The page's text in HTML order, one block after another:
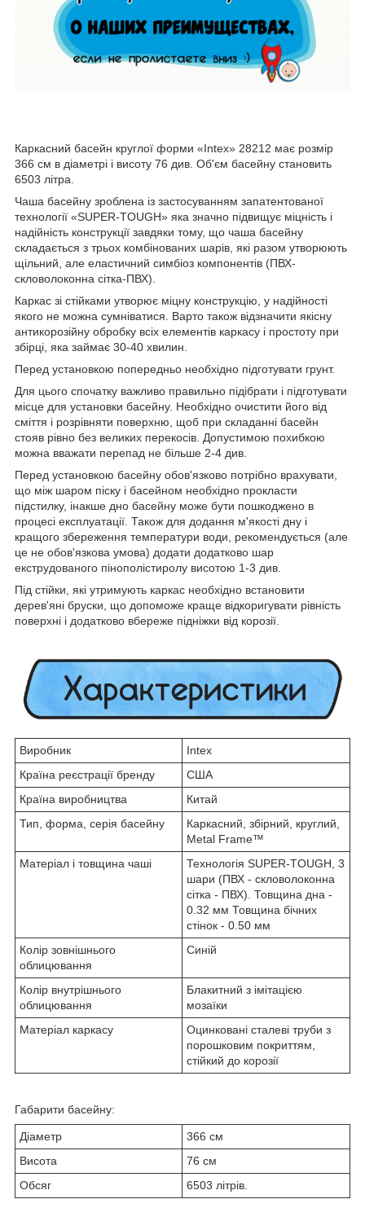
Каркасний басейн круглої форми «Intex» 28212 має розмір
366 см в діаметрі і висоту 76 див. Об'єм басейну становить
6503 літра.
Чаша басейну зроблена із застосуванням запатентованої
технології «SUPER-TOUGH» яка значно підвищує міцність і
надійність конструкції завдяки тому, що чаша басейну
складається з трьох комбінованих шарів, які разом утворюють
щільний, але еластичний симбіоз компонентів (ПВХ-
скловолоконна сітка-ПВХ).
Каркас зі стійками утворює міцну конструкцію, у надійності
якого не можна сумніватися. Варто також відзначити якісну
антикорозійну обробку всіх елементів каркасу і простоту при
збірці, яка займає 30-40 хвилин.
Перед установкою попередньо необхідно підготувати грунт.
Для цього спочатку важливо правильно підібрати і підготувати
місце для установки басейну. Необхідно очистити його від
сміття і розрівняти поверхню, щоб при складанні басейн
стояв рівно без великих перекосів. Допустимою похибкою
можна вважати перепад не більше 2-4 див.
Перед установкою басейну обов'язково потрібно врахувати,
що між шаром піску і басейном необхідно прокласти
підстилку, інакше дно басейну може бути пошкоджено в
процесі експлуатації. Також для додання м'якості дну і
кращого збереження температури води, рекомендується (але
це не обов'язкова умова) додати додатково шар
екструдованого пінополістиролу висотою 1-3 див.
Під стійки, які утримують каркас необхідно встановити
дерев'яні бруски, що допоможе краще відкоригувати рівність
поверхні і додатково вбереже підніжки від корозії.
Виробник
Intex
Країна реєстрації бренду
США
Країна виробництва
Китай
Тип, форма, серія басейну
Каркасний, збірний, круглий,
Metal Frame™
Матеріал і товщина чаші
Технологія SUPER-TOUGH, 3
шари (ПВХ - скловолоконна
сітка - ПВХ). Товщина дна -
0.32 мм Товщина бічних
стінок - 0.50 мм
Колір зовнішнього
облицювання
Синій
Колір внутрішнього
облицювання
Блакитний з імітацією
мозаїки
Матеріал каркасу
Оцинковані сталеві труби з
порошковим покриттям,
стійкий до корозії
Габарити басейну:
Діаметр
366 см
Висота
76 см
Обсяг
6503 літрів.